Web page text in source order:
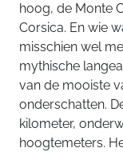
hoog, de Monte
Corsica. En wie
misschien wel
mythische
van de mooiste
onderschatten.
kilometer,
hoogtemeters.